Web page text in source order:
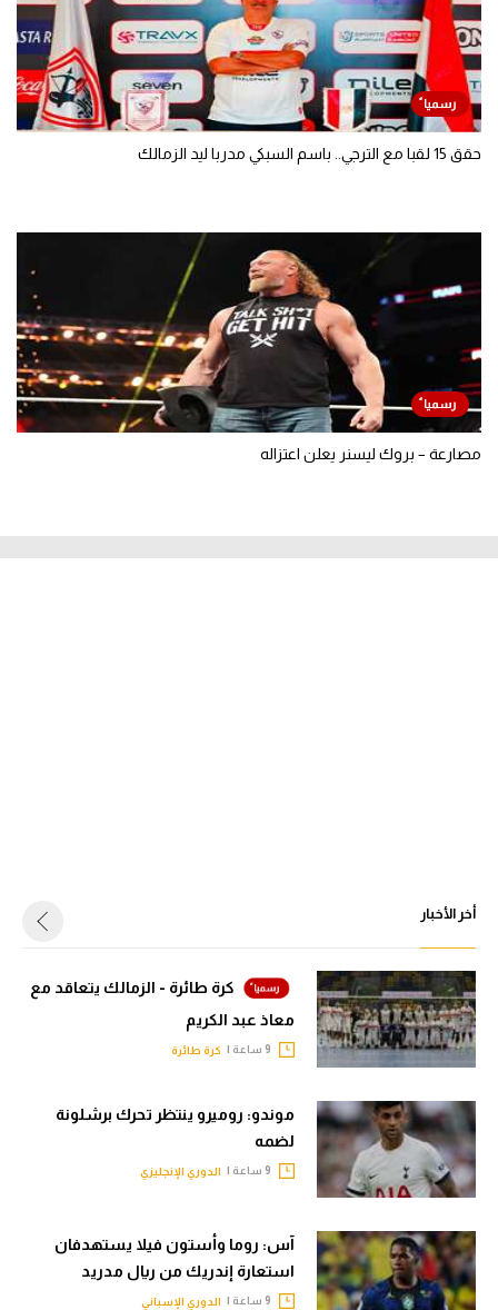
حقق 15 لقبا مع الترجي.. باسم السبكي مدربا ليد الزمالك
مصارعة – بروك ليسنر يعلن اعتزاله
أخر الأخبار
كرة طائرة - الزمالك يتعاقد مع
معاذ عبد الكريم
كرة طائرة
موندو: روميرو ينتظر تحرك برشلونة
لضمه
الدوري الإنجليزي
آس: روما وأستون فيلا يستهدفان
استعارة إندريك من ريال مدريد
الدوري الإسباني